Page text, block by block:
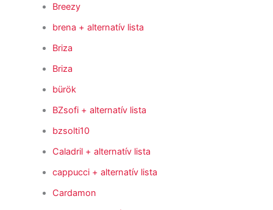
Breezy
brena + alternatív lista
Briza
Briza
bürök
BZsofi + alternatív lista
bzsolti10
Caladril + alternatív lista
cappucci + alternatív lista
Cardamon